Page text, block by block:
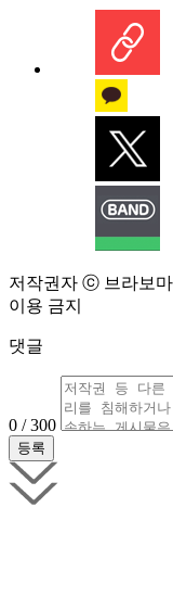
저작권자 ⓒ 브라보
이용 금지
댓글
0 / 300